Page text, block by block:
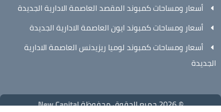
أسعار ومساحات كمبوند المقصد العاصمة الادارية الجديدة
أسعار ومساحات كمبوند ايون العاصمة الادارية الجديدة
أسعار ومساحات كمبوند لوميا ريزيدنس العاصمة الادارية
الجديدة
© 2026 جميع الحقوق محفوظة New Capital